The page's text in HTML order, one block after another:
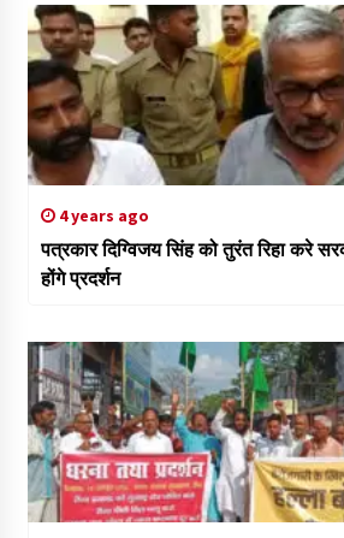
4 years ago
पत्रकार दिग्विजय सिंह को तुरंत रिहा करे
होंगे प्रदर्शन